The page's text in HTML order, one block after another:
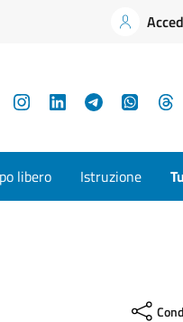
InstagramLinkedInTelegram
libero Istruzione